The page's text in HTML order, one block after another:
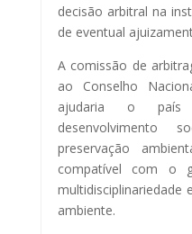
decisão arbitral na
de eventual
A comissão de
ao Conselho
ajudaria o
desenvolvimento
preservação
compatível com o
multidisciplinariedade
ambiente.